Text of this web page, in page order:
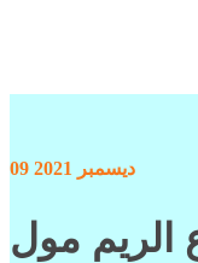
09 ديسمبر 2021
الريم مول